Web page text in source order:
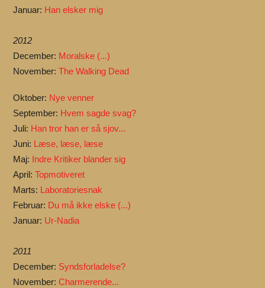
Januar: Han elsker mig
2012
December: Moralske (...)
November:The Walking Dead
Oktober: Nye venner
September: Hvem sagde svag?
Juli: Han tror han er så sjov...
Juni: Læse, læse, læse
Maj: Indre Kritiker blander sig
April:Topmotiveret
Marts: Laboratoriesnak
Februar: Du må ikke elske (...)
Januar: Ur-Nadia
2011
December: Syndsforladelse?
November:Charmerende...